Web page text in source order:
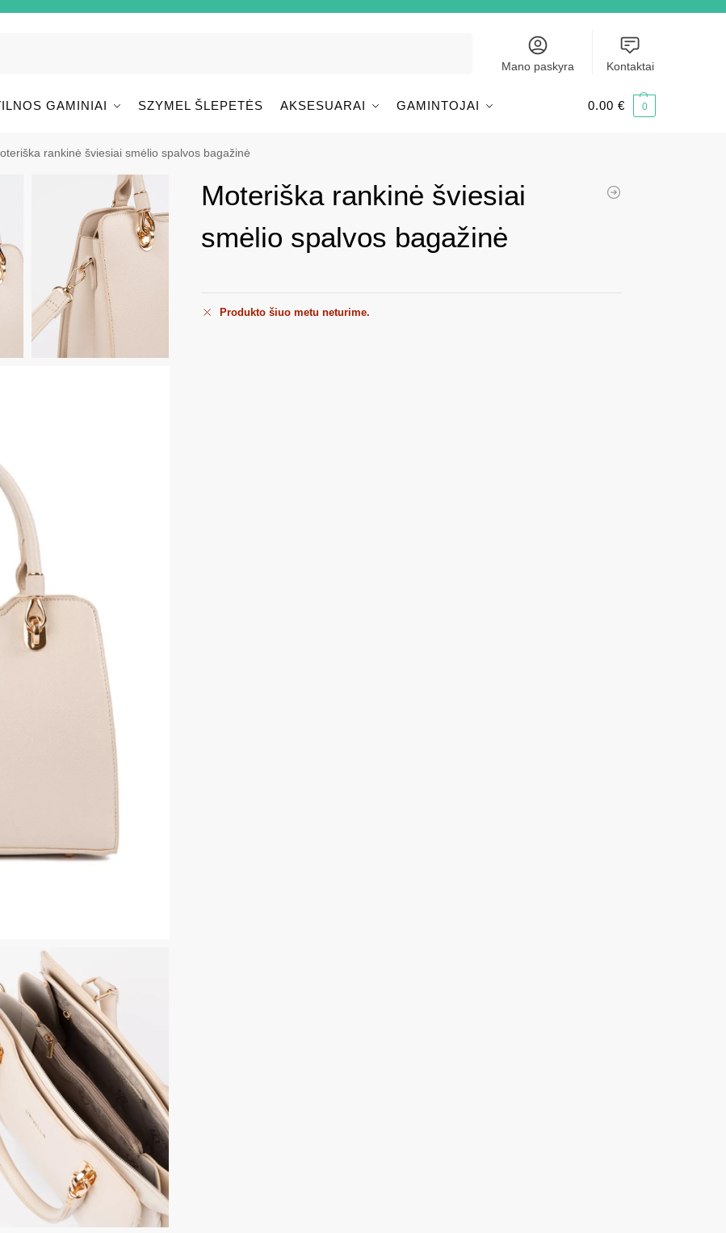
Mano paskyra Kontaktai
GAMINIAI SZYMEL ŠLEPETĖS AKSESUARAI GAMINTOJAI 0.00 € 0
rankinė šviesiai smėlio spalvos bagažinė
Moteriška rankinė šviesiai
smėlio spalvos bagažinė
Produkto šiuo metu neturime.